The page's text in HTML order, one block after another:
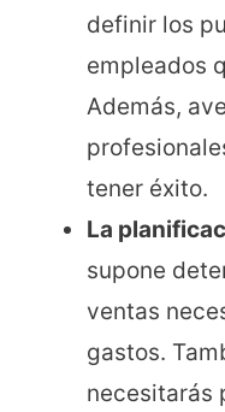
definir los
empleados
Además,
tener éxito.
La
supone
ventas
gastos.
necesitarás